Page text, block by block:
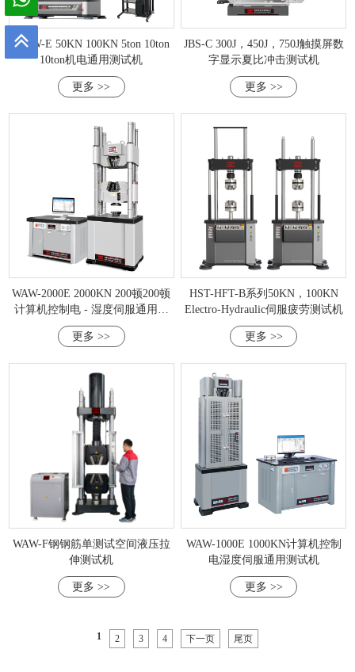
WDW-E 50KN 100KN 5ton 10ton
10ton机电通用测试机
更多 >>
JBS-C 300J，450J，750J触摸屏数
字显示夏比冲击测试机
更多 >>
WAW-2000E 2000KN 200顿200顿
计算机控制电 - 湿度伺服通用测
试机
更多 >>
HST-HFT-B系列50KN，100KN
Electro-Hydraulic伺服疲劳测试机
更多 >>
WAW-F钢钢筋单测试空间液压拉
伸测试机
更多 >>
WAW-1000E 1000KN计算机控制
电湿度伺服通用测试机
更多 >>
1 2 3 4 下一页 尾页